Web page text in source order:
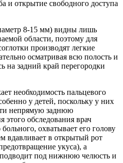
и открытие свободного доступа
8-15 мм) видны лишь
области, поэтому для
производят легкие
осматривая всю полость и
на задний край перегородки
необходимость пальцевого
у детей, поскольку у них
непрямую заднюю
обследования врач
охватывает его голову
вдавливает в открытый рот
укуса), а
под нижнюю челюсть и